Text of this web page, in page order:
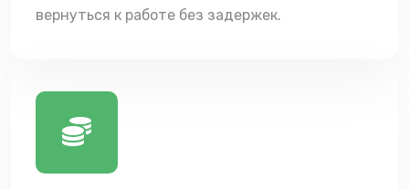
вернуться к работе без задержек.